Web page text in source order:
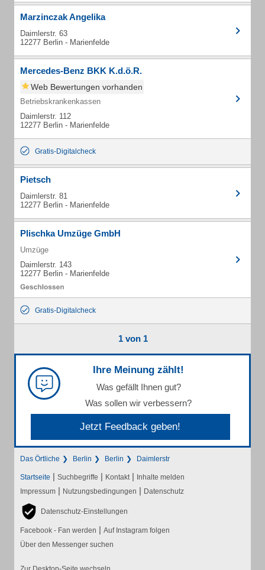
Marzinczak Angelika
Daimlerstr. 63
12277 Berlin - Marienfelde
Mercedes-Benz BKK K.d.ö.R.
Web Bewertungen vorhanden
Betriebskrankenkassen
Daimlerstr. 112
12277 Berlin - Marienfelde
Gratis-Digitalcheck
Pietsch
Daimlerstr. 81
12277 Berlin - Marienfelde
Plischka Umzüge GmbH
Umzüge
Daimlerstr. 143
12277 Berlin - Marienfelde
Gratis-Digitalcheck
1 von 1
Ihre Meinung zählt!
Was gefällt Ihnen gut?
Was sollen wir verbessern?
Jetzt Feedback geben!
Das Örtliche Berlin Berlin Daimlerstr
Startseite | Suchbegriffe | Kontakt | Inhalte melden
Impressum | Nutzungsbedingungen | Datenschutz
Datenschutz-Einstellungen
Facebook - Fan werden | Auf Instagram folgen
Über den Messenger suchen